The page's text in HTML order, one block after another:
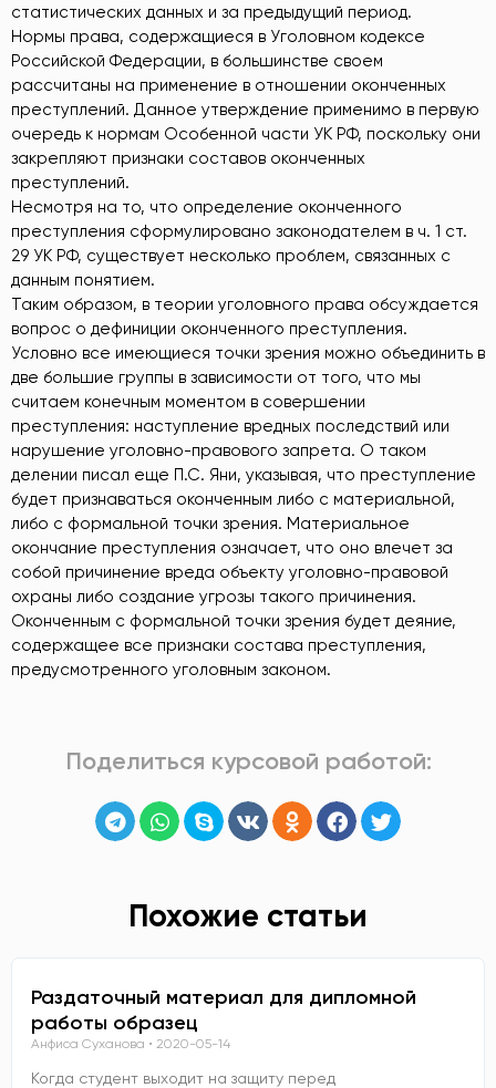
статистических данных и за предыдущий период.
Нормы права, содержащиеся в Уголовном кодексе
Российской Федерации, в большинстве своем
рассчитаны на применение в отношении оконченных
преступлений. Данное утверждение применимо в первую
очередь к нормам Особенной части УК РФ, поскольку они
закрепляют признаки составов оконченных
преступлений.
Несмотря на то, что определение оконченного
преступления сформулировано законодателем в ч. 1 ст.
29 УК РФ, существует несколько проблем, связанных с
данным понятием.
Таким образом, в теории уголовного права обсуждается
вопрос о дефиниции оконченного преступления.
Условно все имеющиеся точки зрения можно объединить в
две большие группы в зависимости от того, что мы
считаем конечным моментом в совершении
преступления: наступление вредных последствий или
нарушение уголовно-правового запрета. О таком
делении писал еще П.С. Яни, указывая, что преступление
будет признаваться оконченным либо с материальной,
либо с формальной точки зрения. Материальное
окончание преступления означает, что оно влечет за
собой причинение вреда объекту уголовно-правовой
охраны либо создание угрозы такого причинения.
Оконченным с формальной точки зрения будет деяние,
содержащее все признаки состава преступления,
предусмотренного уголовным законом.
Поделиться курсовой работой:
Похожие статьи
Раздаточный материал для дипломной
работы образец
Анфиса Суханова 2020-05-14
Когда студент выходит на защиту перед